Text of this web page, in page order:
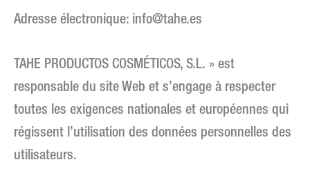
Adresse électronique: info@tahe.es
TAHE PRODUCTOS COSMÉTICOS, S.L. » est
responsable du site Web et s’engage à respecter
toutes les exigences nationales et européennes qui
régissent l’utilisation des données personnelles des
utilisateurs.